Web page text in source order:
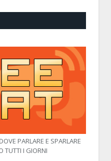
DOVE PARLARE E SPARLARE
TUTTI I GIORNI